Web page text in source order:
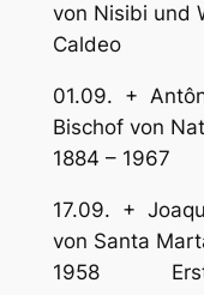
von Nisibi und
Caldeo
01.09. +
1884 –
17.09. +
von
1958